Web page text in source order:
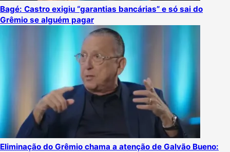
Bagé: Castro exigiu “garantias bancárias” e só sai do
Grêmio se alguém pagar
Eliminação do Grêmio chama a atenção de Galvão Bueno: